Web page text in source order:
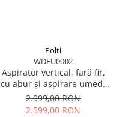
Polti
WDEU0002
Aspirator vertical, fară fir,
cu abur și aspirare umed-
uscată, 450 W, aspirare 14
kPa, 0.6 l, 71 Db, 4,2 Kg,
2.999,00 RON
2.599,00 RON